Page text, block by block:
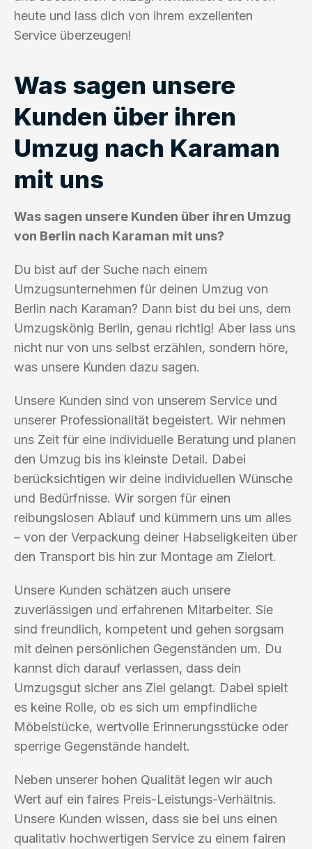
heute und lass dich von ihrem exzellenten
Service überzeugen!
Was sagen unsere
Kunden über ihren
Umzug nach Karaman
mit uns
Was sagen unsere Kunden über ihren Umzug
von Berlin nach Karaman mit uns?
Du bist auf der Suche nach einem
Umzugsunternehmen für deinen Umzug von
Berlin nach Karaman? Dann bist du bei uns, dem
Umzugskönig Berlin, genau richtig! Aber lass uns
nicht nur von uns selbst erzählen, sondern höre,
was unsere Kunden dazu sagen.
Unsere Kunden sind von unserem Service und
unserer Professionalität begeistert. Wir nehmen
uns Zeit für eine individuelle Beratung und planen
den Umzug bis ins kleinste Detail. Dabei
berücksichtigen wir deine individuellen Wünsche
und Bedürfnisse. Wir sorgen für einen
reibungslosen Ablauf und kümmern uns um alles
– von der Verpackung deiner Habseligkeiten über
den Transport bis hin zur Montage am Zielort.
Unsere Kunden schätzen auch unsere
zuverlässigen und erfahrenen Mitarbeiter. Sie
sind freundlich, kompetent und gehen sorgsam
mit deinen persönlichen Gegenständen um. Du
kannst dich darauf verlassen, dass dein
Umzugsgut sicher ans Ziel gelangt. Dabei spielt
es keine Rolle, ob es sich um empfindliche
Möbelstücke, wertvolle Erinnerungsstücke oder
sperrige Gegenstände handelt.
Neben unserer hohen Qualität legen wir auch
Wert auf ein faires Preis-Leistungs-Verhältnis.
Unsere Kunden wissen, dass sie bei uns einen
qualitativ hochwertigen Service zu einem fairen